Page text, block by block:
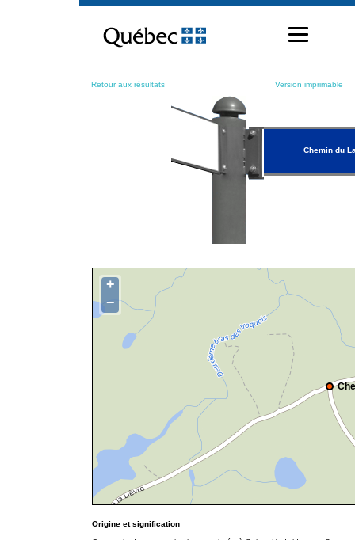
contenu
Retour aux résultats Version imprimable
Chemin du
+
−
Origine et signification